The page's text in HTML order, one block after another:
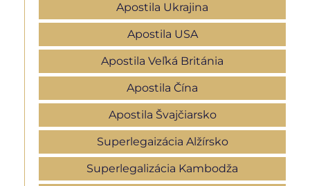
Apostila Ukrajina
Apostila USA
Apostila Veľká Británia
Apostila Čína
Apostila Švajčiarsko
Superlegaizácia Alžírsko
Superlegalizácia Kambodža